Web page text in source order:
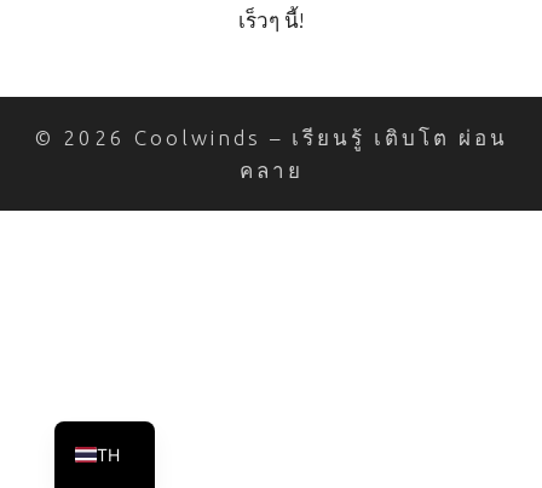
เร็วๆ นี้!
© 2026 Coolwinds – เรียนรู้ เติบโต ผ่อน
คลาย
TH